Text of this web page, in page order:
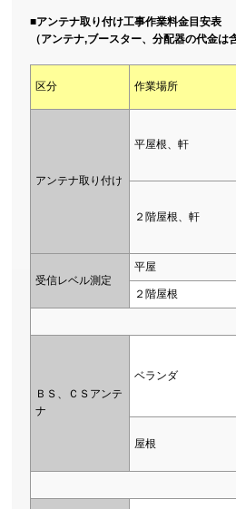
■アンテナ取り付け工事作業料金目安表
（アンテナ,ブースター、分配器の代金
区分 作業場所
アンテナ取り付け
平屋根、軒
２階屋根、軒
受信レベル測定
平屋
２階屋根
ＢＳ、ＣＳアンテ
ナ
ベランダ
屋根